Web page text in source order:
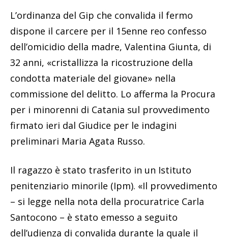
L’ordinanza del Gip che convalida il fermo
dispone il carcere per il 15enne reo confesso
dell’omicidio della madre, Valentina Giunta, di
32 anni, «cristallizza la ricostruzione della
condotta materiale del giovane» nella
commissione del delitto. Lo afferma la Procura
per i minorenni di Catania sul provvedimento
firmato ieri dal Giudice per le indagini
preliminari Maria Agata Russo.
Il ragazzo è stato trasferito in un Istituto
penitenziario minorile (Ipm). «Il provvedimento
– si legge nella nota della procuratrice Carla
Santocono – è stato emesso a seguito
dell’udienza di convalida durante la quale il